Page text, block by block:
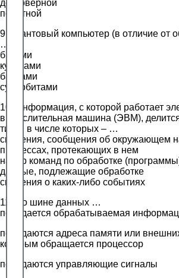
достоверной
понятной
9. Квантовый компьютер (в отличие от
…
битами
кубитами
байтами
супербитами
10. Информация, с которой работает
вычислительная машина (ЭВМ),
типы, в числе которых – …
сведения, сообщения об окружающем
процессах, протекающих в нем
набор команд по обработке
данные, подлежащие обработке
сведения о каких-либо событиях
11. По шине данных …
передается обрабатываемая
передаются адреса памяти или
которым обращается процессор
передаются управляющие сигналы